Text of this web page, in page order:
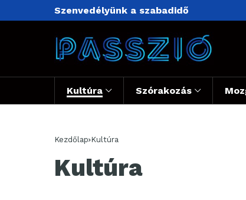
Szenvedélyünk a szabadidő
Kultúra Szórakozás
Kezdőlap Kultúra
Kultúra